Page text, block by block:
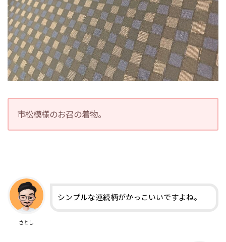
市松模様のお召の着物。
さとし
シンプルな連続柄がかっこいいですよね。